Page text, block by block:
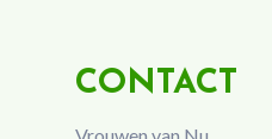
CONTACT